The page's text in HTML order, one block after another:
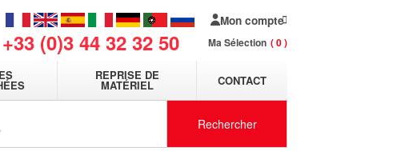
+33 (0)3 44 32 32 50
Mon compte
Ma Sélection 0
REPRISE DE
MATÉRIEL CONTACT
Rechercher